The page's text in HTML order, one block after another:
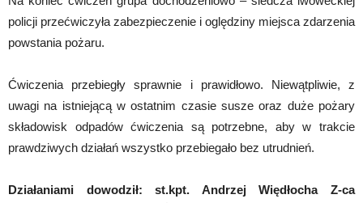
policji przećwiczyła zabezpieczenie i oględziny miejsca zdarzenia
powstania pożaru.
Ćwiczenia przebiegły sprawnie i prawidłowo. Niewątpliwie, z
uwagi na istniejącą w ostatnim czasie susze oraz duże pożary
składowisk odpadów ćwiczenia są potrzebne, aby w trakcie
prawdziwych działań wszystko przebiegało bez utrudnień.
Działaniami dowodził: st.kpt. Andrzej Więdłocha Z-ca